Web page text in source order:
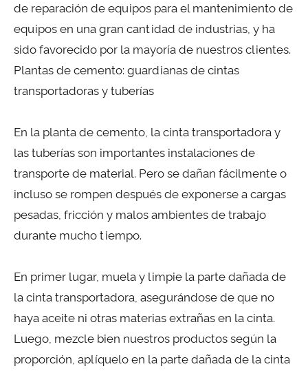
de reparación de equipos para el mantenimiento de
equipos en una gran cantidad de industrias, y ha
sido favorecido por la mayoría de nuestros clientes.
Plantas de cemento: guardianas de cintas
transportadoras y tuberías
En la planta de cemento, la cinta transportadora y
las tuberías son importantes instalaciones de
transporte de material. Pero se dañan fácilmente o
incluso se rompen después de exponerse a cargas
pesadas, fricción y malos ambientes de trabajo
durante mucho tiempo.
En primer lugar, muela y limpie la parte dañada de
la cinta transportadora, asegurándose de que no
haya aceite ni otras materias extrañas en la cinta.
Luego, mezcle bien nuestros productos según la
proporción, aplíquelo en la parte dañada de la cinta